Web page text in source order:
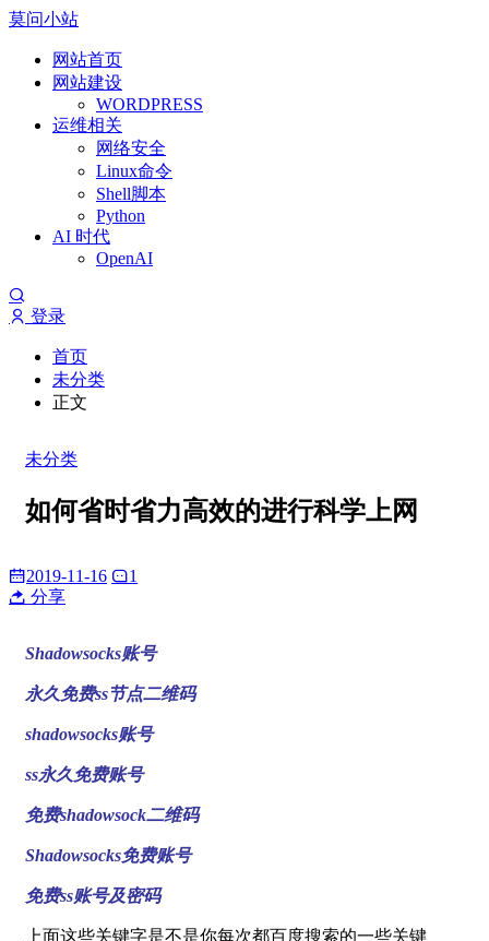
莫问小站
网站首页
网站建设
WORDPRESS
运维相关
网络安全
Linux命令
Shell脚本
Python
AI 时代
OpenAI
登录
首页
未分类
正文
未分类
如何省时省力高效的进行科学上网
2019-11-16
1
分享
Shadowsocks账号
永久免费ss节点二维码
shadowsocks账号
ss永久免费账号
免费shadowsock二维码
Shadowsocks免费账号
免费ss账号及密码
上面这些关键字是不是你每次都百度搜索的一些关键